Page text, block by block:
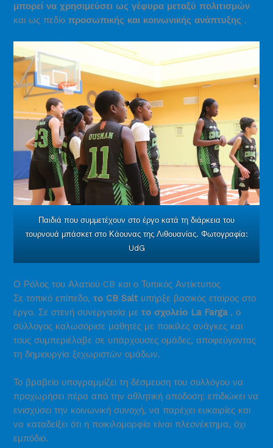
μπορεί να χρησιμεύσει ως γέφυρα μεταξύ πολιτισμών
και ως πεδίοπροσωπικής και κοινωνικής ανάπτυξης .
Παιδιά που συμμετέχουν στο έργο κατά τη διάρκεια του
τουρνουά μπάσκετ στο Κάουνας της Λιθουανίας. Φωτογραφία:
UdG
Ο Ρόλος του Αλατιού CB και ο Τοπικός Αντίκτυπος
Σε τοπικό επίπεδο,το CB Saltυπήρξε βασικός εταίρος στο
έργο. Σε στενή συνεργασία μετο σχολείο La Farga, ο
σύλλογος καλωσόρισε μαθητές με ποικίλες ανάγκες και
τους συμπεριέλαβε σε υπάρχουσες ομάδες, αποφεύγοντας
τη δημιουργία ξεχωριστών ομάδων.
Το βραβείο υπογραμμίζει τη δέσμευση του συλλόγου να
προχωρήσει πέρα ​​από την αθλητική απόδοση: επιδιώκει να
ενισχύσει την κοινωνική συνοχή, να παρέχει ευκαιρίες και
να καταδείξει ότι η ποικιλομορφία είναι πλεονέκτημα, όχι
εμπόδιο.